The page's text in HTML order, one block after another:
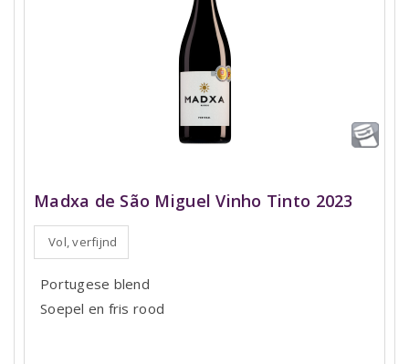
Madxa de São Miguel Vinho Tinto 2023
Vol, verfijnd
Portugese blend
Soepel en fris rood